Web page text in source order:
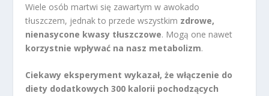
Wiele osób martwi się zawartym w awokado
tłuszczem, jednak to przede wszystkim zdrowe,
nienasycone kwasy tłuszczowe. Mogą one nawet
korzystnie wpływać na nasz metabolizm.
Ciekawy eksperyment wykazał, że włączenie do
diety dodatkowych 300 kalorii pochodzących